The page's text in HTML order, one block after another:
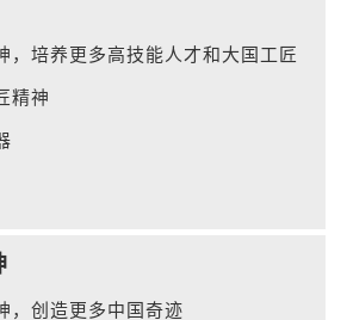
，培养更多高技能人才和大国工匠
精神
，创造更多中国奇迹